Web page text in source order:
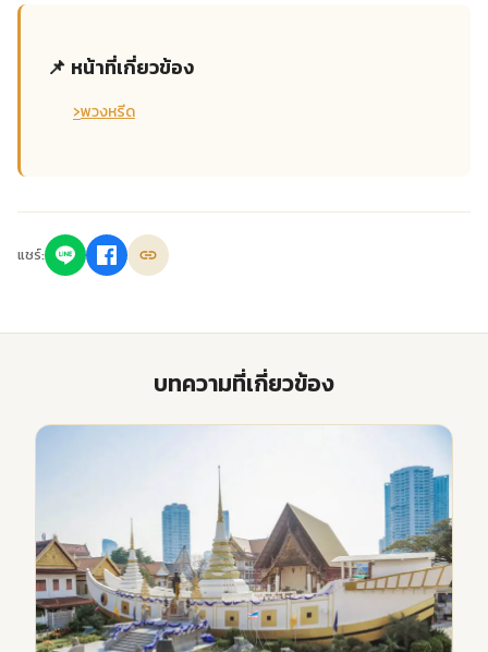
📌 หน้าที่เกี่ยวข้อง
›พวงหรีด
แชร์:
บทความที่เกี่ยวข้อง